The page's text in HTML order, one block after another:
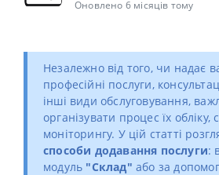
Оновлено 6 місяців тому
Незалежно від того, чи надає
професійні послуги,
інші види обслуговування,
організувати процес їх обліку,
моніторингу. У цій статті
способи додавання послуги:
модуль "Склад" або за